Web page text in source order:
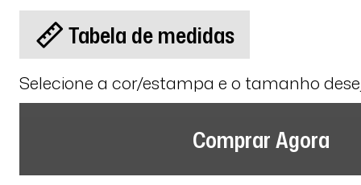
Tabela de medidas
Selecione a cor/estampa e o tamanho
Comprar Agora